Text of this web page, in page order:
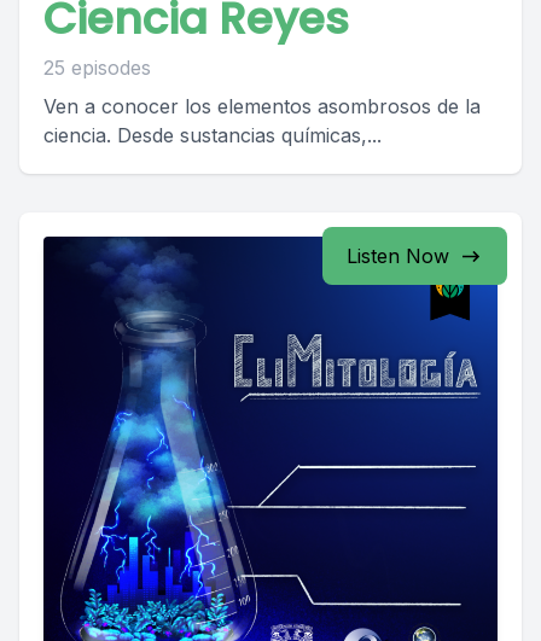
Ciencia Reyes
25 episodes
Ven a conocer los elementos asombrosos de la
ciencia. Desde sustancias químicas,...
Listen Now